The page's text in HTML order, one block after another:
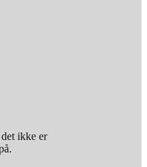
ikke er